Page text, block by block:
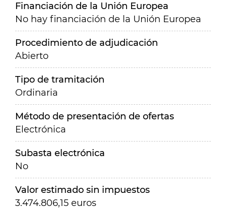
Financiación de la Unión Europea
No hay financiación de la Unión Europea
Procedimiento de adjudicación
Abierto
Tipo de tramitación
Ordinaria
Método de presentación de ofertas
Electrónica
Subasta electrónica
No
Valor estimado sin impuestos
3.474.806,15 euros